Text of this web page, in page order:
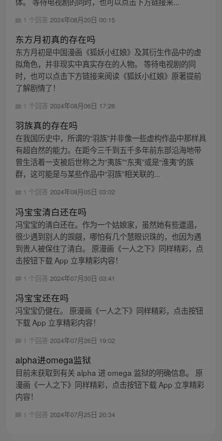
1 个回答 2024年08月20日 00:15
东方月初真的存在吗
东方月初是中国漫画《狐妖小红娘》及其衍生作品中的虚
拟角色，并非现实中真实存在的人物。 等待电视剧的同
时，也可以点击下方链接来阅读《狐妖小红娘》原著提前
了解剧情了！
1 个回答 2024年08月06日 17:26
羽族真的存在吗
在我国历史中，所谓的“羽族”并非像一些虚构作品中那样具
有超自然的能力。在距今三千到五千多年前东部沿海地带
曾生活着一支被后世称之为“夷族”“东夷”或是“淮夷”的族
群，这可能是与某些作品中“羽族”相关联的...
1 个回答 2024年08月05日 03:02
冯宝宝清白还在吗
冯宝宝的清白还在。作为一个姑娘家，虽然她有些邋遢，
很少遇到别人的觊觎，哪怕有几个慧眼识珠的，也因为遇
到贵人被保住了清白。 原漫画《一人之下》同样精彩，点
击按钮下载 App 立享精彩内容！
1 个回答 2024年07月30日 03:41
冯宝宝还在吗
冯宝宝仍健在。 原漫画《一人之下》同样精彩，点击按钮
下载 App 立享精彩内容！
1 个回答 2024年07月26日 19:02
alpha进omega监狱
目前未获取到有关 alpha 进 omega 监狱的明确信息。 原
漫画《一人之下》同样精彩，点击按钮下载 App 立享精彩
内容！
1 个回答 2024年07月25日 20:34